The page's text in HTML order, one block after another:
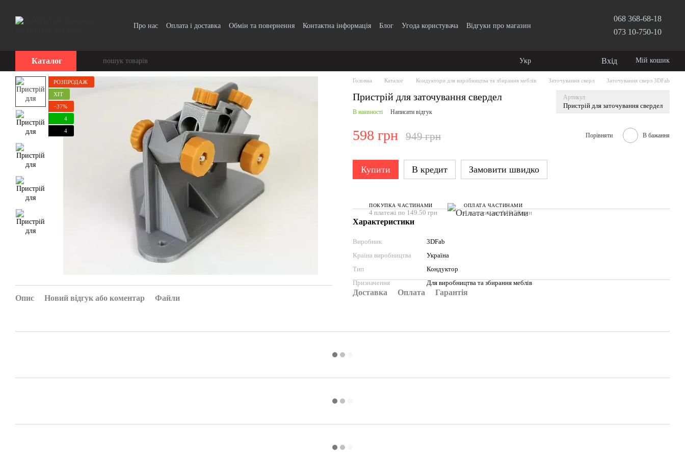
Про нас Оплата і доставка Обмін та повернення Контактна інформація Блог Угода користувача Відгуки про магазин
068 368-68-18
073 10-750-10
Каталог Укр Вхід Мій кошик
РОЗПРОДАЖ
ХІТ
−37%
4
4
Опис Новий відгук або коментар Файли
Головна Каталог Кондуктори для виробництва та збирання меблів Заточування сверл Заточування сверл 3DFab
Пристрій для заточування свердел Артикул
Пристрій для заточування свердел
В наявності Написати відгук
598 грн 949 грн Порівняти В бажання
Купити В кредит Замовити швидко
ПОКУПКА ЧАСТИНАМИ
4 платежі по 149.50 грн
ОПЛАТА ЧАСТИНАМИ
4 платежі по 149.50 грн
Характеристики
Виробник
3DFab
Країна виробництва
Україна
Тип
Кондуктор
Призначення
Для виробництва та збирання меблів
Доставка Оплата Гарантія